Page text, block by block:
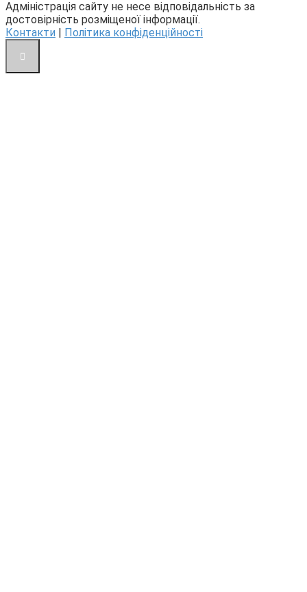
Адміністрація сайту не несе відповідальність за
достовірність розміщеної інформації.
Контакти | Політика конфіденційності